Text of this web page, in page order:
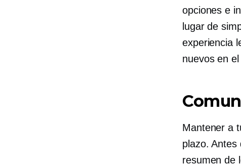
opciones e
lugar de
experiencia
nuevos en
Mantener a
plazo. Antes
resumen de